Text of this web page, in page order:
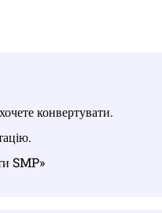
конвертувати.
SMP»